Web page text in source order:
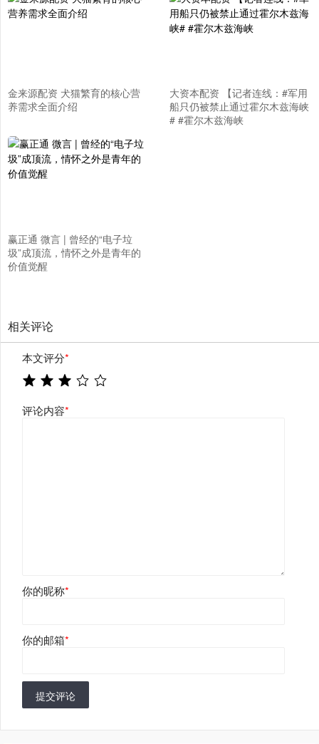
金来源配资 犬猫繁育的核心营
养需求全面介绍
大资本配资 【记者连线：#军用
船只仍被禁止通过霍尔木兹海峡
# #霍尔木兹海峡
赢正通 微言 | 曾经的“电子垃
圾”成顶流，情怀之外是青年的
价值觉醒
相关评论
本文评分*
评论内容*
你的昵称*
你的邮箱*
提交评论